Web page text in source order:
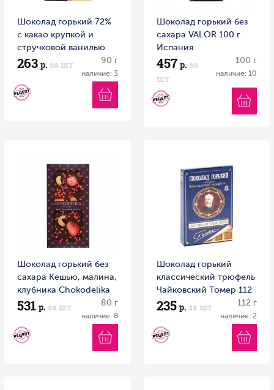
Шоколад горький 72%
с какао крупкой и
стручковой ванилью
Томер 90г 1/12 Россия
263 р. за шт 90 г
наличие: 3
Шоколад горький без
сахара VALOR 100 г
Испания
457 р. за
шт
100 г
наличие: 10
Шоколад горький без
сахара Кешью, малина,
клубника Chokodelika
80 г 1/16 Россия
531 р. за шт 80 г
наличие: 8
Шоколад горький
классический трюфель
Чайковский Томер 112
г
235 р. за шт 112 г
наличие: 2